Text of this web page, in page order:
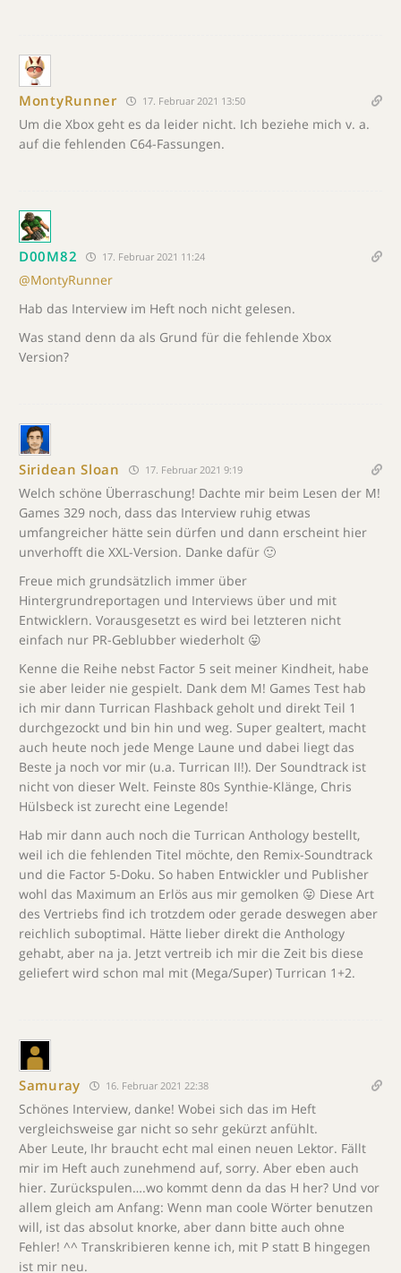
MontyRunner 17. Februar 2021 13:50
Um die Xbox geht es da leider nicht. Ich beziehe mich v. a.
auf die fehlenden C64-Fassungen.
D00M82 17. Februar 2021 11:24
@MontyRunner
Hab das Interview im Heft noch nicht gelesen.
Was stand denn da als Grund für die fehlende Xbox
Version?
Siridean Sloan 17. Februar 2021 9:19
Welch schöne Überraschung! Dachte mir beim Lesen der M!
Games 329 noch, dass das Interview ruhig etwas
umfangreicher hätte sein dürfen und dann erscheint hier
unverhofft die XXL-Version. Danke dafür 🙂
Freue mich grundsätzlich immer über
Hintergrundreportagen und Interviews über und mit
Entwicklern. Vorausgesetzt es wird bei letzteren nicht
einfach nur PR-Geblubber wiederholt 😛
Kenne die Reihe nebst Factor 5 seit meiner Kindheit, habe
sie aber leider nie gespielt. Dank dem M! Games Test hab
ich mir dann Turrican Flashback geholt und direkt Teil 1
durchgezockt und bin hin und weg. Super gealtert, macht
auch heute noch jede Menge Laune und dabei liegt das
Beste ja noch vor mir (u.a. Turrican II!). Der Soundtrack ist
nicht von dieser Welt. Feinste 80s Synthie-Klänge, Chris
Hülsbeck ist zurecht eine Legende!
Hab mir dann auch noch die Turrican Anthology bestellt,
weil ich die fehlenden Titel möchte, den Remix-Soundtrack
und die Factor 5-Doku. So haben Entwickler und Publisher
wohl das Maximum an Erlös aus mir gemolken 😛 Diese Art
des Vertriebs find ich trotzdem oder gerade deswegen aber
reichlich suboptimal. Hätte lieber direkt die Anthology
gehabt, aber na ja. Jetzt vertreib ich mir die Zeit bis diese
geliefert wird schon mal mit (Mega/Super) Turrican 1+2.
Samuray 16. Februar 2021 22:38
Schönes Interview, danke! Wobei sich das im Heft
vergleichsweise gar nicht so sehr gekürzt anfühlt.
Aber Leute, Ihr braucht echt mal einen neuen Lektor. Fällt
mir im Heft auch zunehmend auf, sorry. Aber eben auch
hier. Zurückspulen….wo kommt denn da das H her? Und vor
allem gleich am Anfang: Wenn man coole Wörter benutzen
will, ist das absolut knorke, aber dann bitte auch ohne
Fehler! ^^ Transkribieren kenne ich, mit P statt B hingegen
ist mir neu.